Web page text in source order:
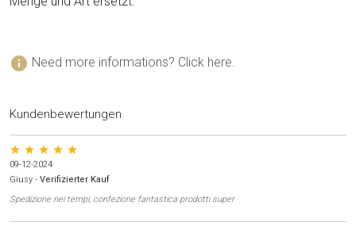
info Need more informations? Click here.
Kundenbewertungen
star star star star star
09-12-2024
Giusy - Verifizierter Kauf
Spedizione nei tempi, confezione fantastica prodotti super